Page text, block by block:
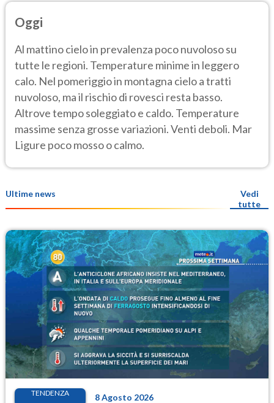
Oggi
Al mattino cielo in prevalenza poco nuvoloso su
tutte le regioni. Temperature minime in leggero
calo. Nel pomeriggio in montagna cielo a tratti
nuvoloso, ma il rischio di rovesci resta basso.
Altrove tempo soleggiato e caldo. Temperature
massime senza grosse variazioni. Venti deboli. Mar
Ligure poco mosso o calmo.
Ultime news
Vedi
tutte
TENDENZA 8 Agosto 2026